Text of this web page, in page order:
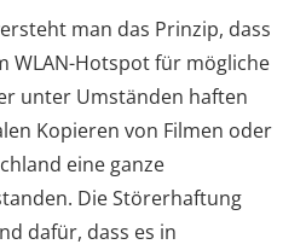
man das Prinzip, dass
WLAN-Hotspot für mögliche
unter Umständen haften
Kopieren von Filmen oder
eine ganze
Die Störerhaftung
dafür, dass es in